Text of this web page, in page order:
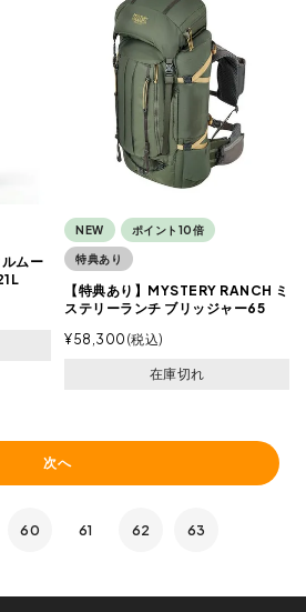
ムー
NEW ポイント10倍
特典あり
【特典あり】MYSTERY RANCH ミ
ステリーランチ ブリッジャー65
¥58,300 税込
在庫切れ
次へ
60 61 62 63